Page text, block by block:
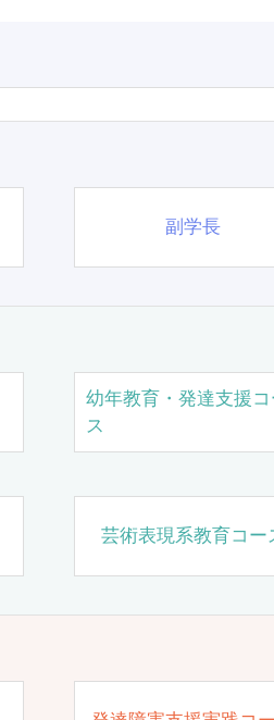
副学長
幼年教育・発達支援コ
ス
芸術表現系教育コー